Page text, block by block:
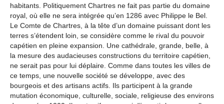
habitants. Politiquement Chartres ne fait pas partie du domaine
royal, où elle ne sera intégrée qu’en 1286 avec Philippe le Bel.
Le Comte de Chartres, à la tête d’un domaine puissant dont les
terres s’étendent loin, se considère comme le rival du pouvoir
capétien en pleine expansion. Une cathédrale, grande, belle, à
la mesure des audacieuses constructions du territoire capétien,
ne serait pas pour lui déplaire. Comme dans toutes les villes de
ce temps, une nouvelle société se développe, avec des
bourgeois et des artisans actifs. Ils participent à la grande
mutation économique, culturelle, sociale, religieuse des environs